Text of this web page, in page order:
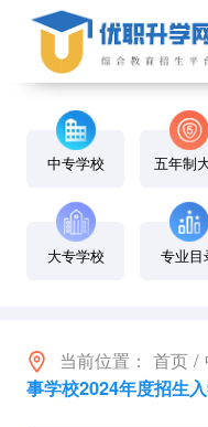
中专学校 五年制
大专学校 专业目
当前位置： 首页/
事学校2024年度招生